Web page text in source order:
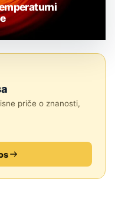
priče o znanosti,